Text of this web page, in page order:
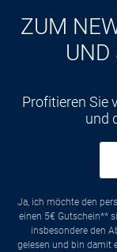
ZUM
UND
Profitieren Sie
und
Ja, ich möchte den
einen 5€ Gutschein**
insbesondere den
gelesen und bin damit